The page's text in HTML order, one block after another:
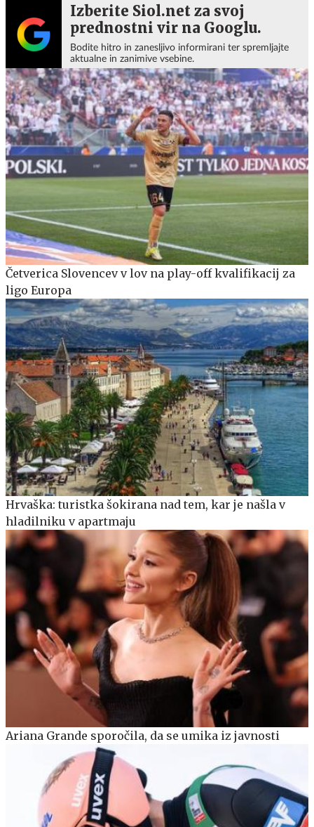
Izberite Siol.net za svoj
prednostni vir na Googlu.
Bodite hitro in zanesljivo informirani ter spremljajte
aktualne in zanimive vsebine.
Četverica Slovencev v lov na play-off kvalifikacij za
ligo Europa
Hrvaška: turistka šokirana nad tem, kar je našla v
hladilniku v apartmaju
Ariana Grande sporočila, da se umika iz javnosti